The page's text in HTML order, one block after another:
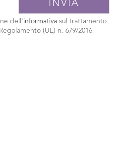
dell'informativa sul trattamento
(UE) n. 679/2016